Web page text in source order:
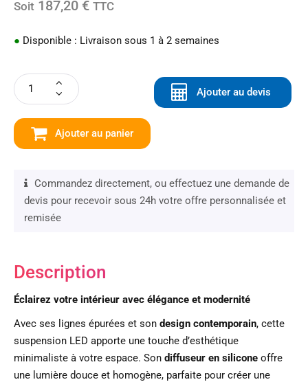
Soit 187,20 € TTC
● Disponible : Livraison sous 1 à 2 semaines
Ajouter au panier
Ajouter au devis
Commandez directement, ou effectuez une demande de
devis pour recevoir sous 24h votre offre personnalisée et
remisée
Description
Éclairez votre intérieur avec élégance et modernité
Avec ses lignes épurées et son design contemporain, cette
suspension LED apporte une touche d’esthétique
minimaliste à votre espace. Son diffuseur en silicone offre
une lumière douce et homogène, parfaite pour créer une